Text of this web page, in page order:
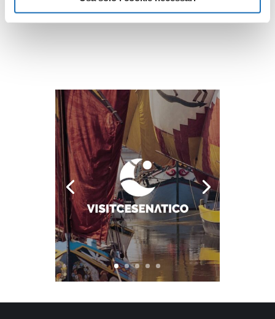
Guarda tutte le opere